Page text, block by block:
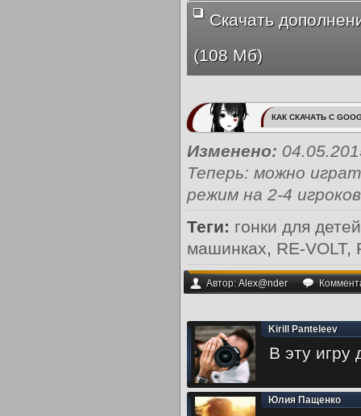
Скачать
(108 Мб)
КАК СКАЧАТЬ С
Изменено:
Теперь: можно
режим на 2-4
Теги: гонки для детей
машинках, RE-VOLT,
Автор:Alex@nder
Kirill Panteleev
В эту игру
Юлия Пащенко